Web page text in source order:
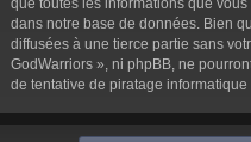
que toutes les informations que
dans notre base de données. Bien
diffusées à une tierce partie sans
GodWarriors », ni phpBB, ne
de tentative de piratage